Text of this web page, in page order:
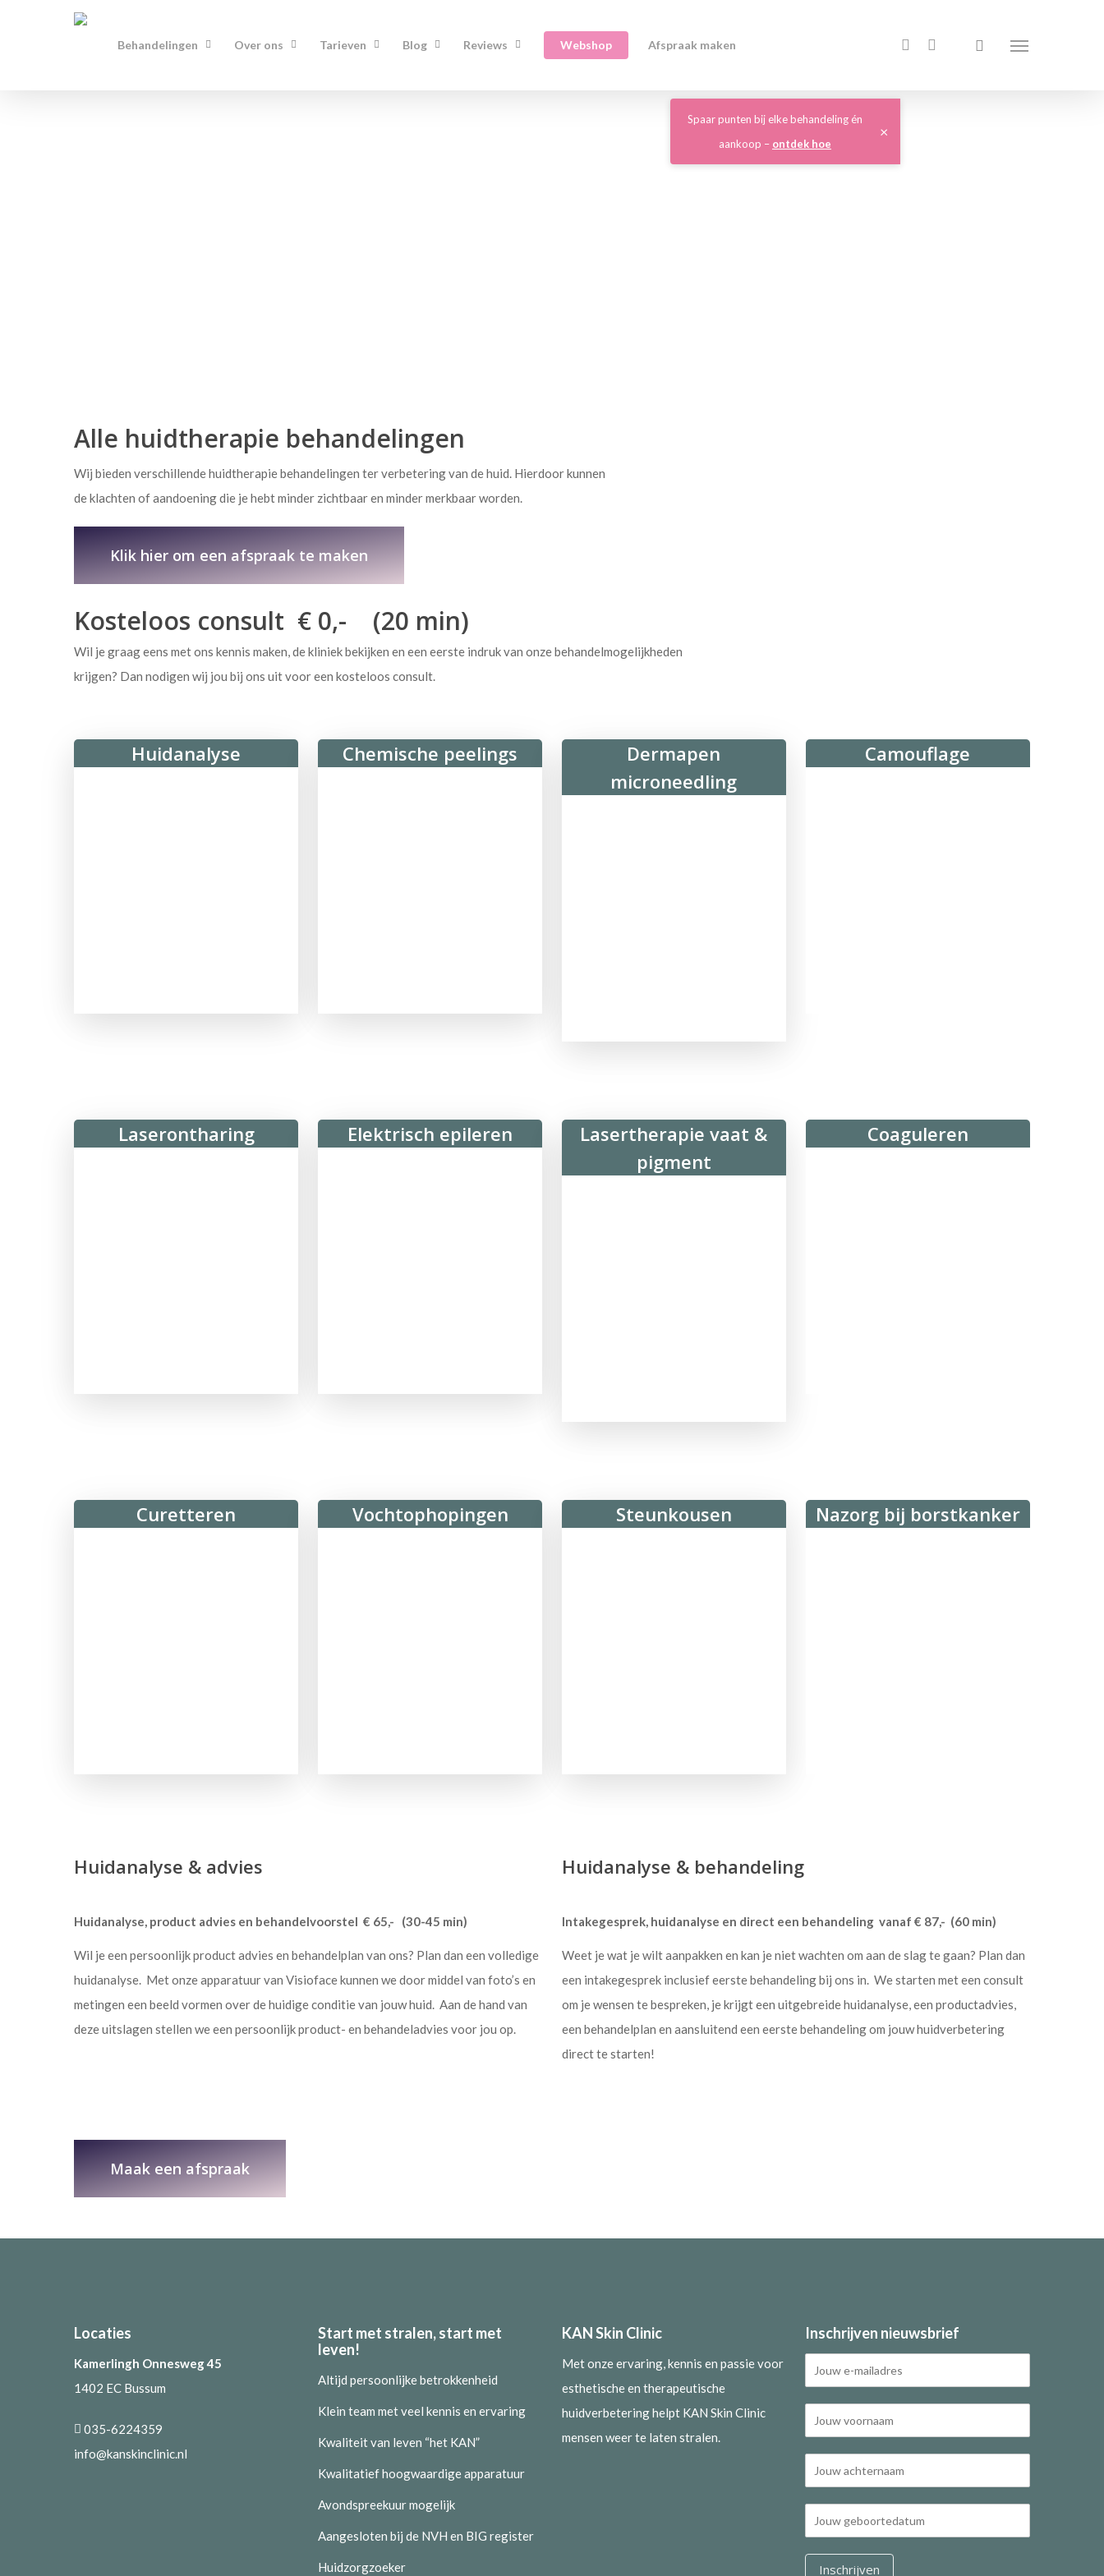
Behandelingen Over ons Tarieven Blog Reviews Webshop Afspraak maken
Alle huidtherapie behandelingen
Wij bieden verschillende huidtherapie behandelingen ter verbetering van de huid. Hierdoor kunnen
de klachten of aandoening die je hebt minder zichtbaar en minder merkbaar worden.
Klik hier om een afspraak te maken
Kosteloos consult € 0,- (20 min)
Wil je graag eens met ons kennis maken, de kliniek bekijken en een eerste indruk van onze behandelmogelijkheden
krijgen? Dan nodigen wij jou bij ons uit voor een kosteloos consult.
Huidanalyse Chemische peelings
Dermapen
microneedling
Camouflage
Laserontharing Elektrisch epileren
Lasertherapie vaat &
pigment
Coaguleren
Curetteren Vochtophopingen Steunkousen Nazorg bij borstkanker
Huidanalyse & advies Huidanalyse & behandeling
Huidanalyse, product advies en behandelvoorstel € 65,- (30-45 min)
Wil je een persoonlijk product advies en behandelplan van ons? Plan dan een volledige
huidanalyse. Met onze apparatuur van Visioface kunnen we door middel van foto’s en
metingen een beeld vormen over de huidige conditie van jouw huid. Aan de hand van
deze uitslagen stellen we een persoonlijk product- en behandeladvies voor jou op.
Intakegesprek, huidanalyse en direct een behandeling vanaf € 87,- (60 min)
Weet je wat je wilt aanpakken en kan je niet wachten om aan de slag te gaan? Plan dan
een intakegesprek inclusief eerste behandeling bij ons in. We starten met een consult
om je wensen te bespreken, je krijgt een uitgebreide huidanalyse, een productadvies,
een behandelplan en aansluitend een eerste behandeling om jouw huidverbetering
direct te starten!
Maak een afspraak
Locaties
Kamerlingh Onnesweg 45
1402 EC Bussum
035-6224359
info@kanskinclinic.nl
Start met stralen, start met
leven!
Altijd persoonlijke betrokkenheid
Klein team met veel kennis en ervaring
Kwaliteit van leven “het KAN”
Kwalitatief hoogwaardige apparatuur
Avondspreekuur mogelijk
Aangesloten bij de NVH en BIG register
Huidzorgzoeker
KAN Skin Clinic
Met onze ervaring, kennis en passie voor
esthetische en therapeutische
huidverbetering helpt KAN Skin Clinic
mensen weer te laten stralen.
Inschrijven nieuwsbrief
Spaar punten bij elke behandeling én
aankoop – ontdek hoe
×